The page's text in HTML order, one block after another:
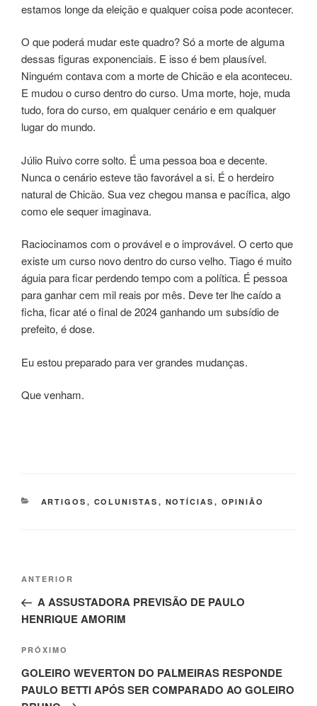
estamos longe da eleição e qualquer coisa pode acontecer.
O que poderá mudar este quadro? Só a morte de alguma
dessas figuras exponenciais. E isso é bem plausível.
Ninguém contava com a morte de Chicão e ela aconteceu.
E mudou o curso dentro do curso. Uma morte, hoje, muda
tudo, fora do curso, em qualquer cenário e em qualquer
lugar do mundo.
Júlio Ruivo corre solto. É uma pessoa boa e decente.
Nunca o cenário esteve tão favorável a si. É o herdeiro
natural de Chicão. Sua vez chegou mansa e pacífica, algo
como ele sequer imaginava.
Raciocinamos com o provável e o improvável. O certo que
existe um curso novo dentro do curso velho. Tiago é muito
águia para ficar perdendo tempo com a política. É pessoa
para ganhar cem mil reais por mês. Deve ter lhe caído a
ficha, ficar até o final de 2024 ganhando um subsídio de
prefeito, é dose.
Eu estou preparado para ver grandes mudanças.
Que venham.
CATEGORIAS
ARTIGOS , COLUNISTAS , NOTÍCIAS , OPINIÃO
Navegação
Post
Post
anterior
ANTERIOR
A ASSUSTADORA PREVISÃO DE PAULO
HENRIQUE AMORIM
Próximo
post
PRÓXIMO
GOLEIRO WEVERTON DO PALMEIRAS RESPONDE
PAULO BETTI APÓS SER COMPARADO AO GOLEIRO